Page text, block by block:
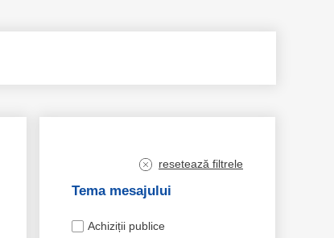
resetează filtrele
Tema mesajului
Achiziții publice